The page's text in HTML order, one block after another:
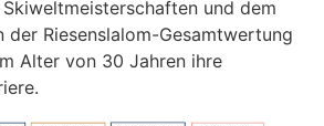
und dem
der Riesenslalom-Gesamtwertung
Alter von 30 Jahren ihre